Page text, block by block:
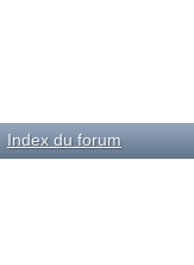
Index du forum